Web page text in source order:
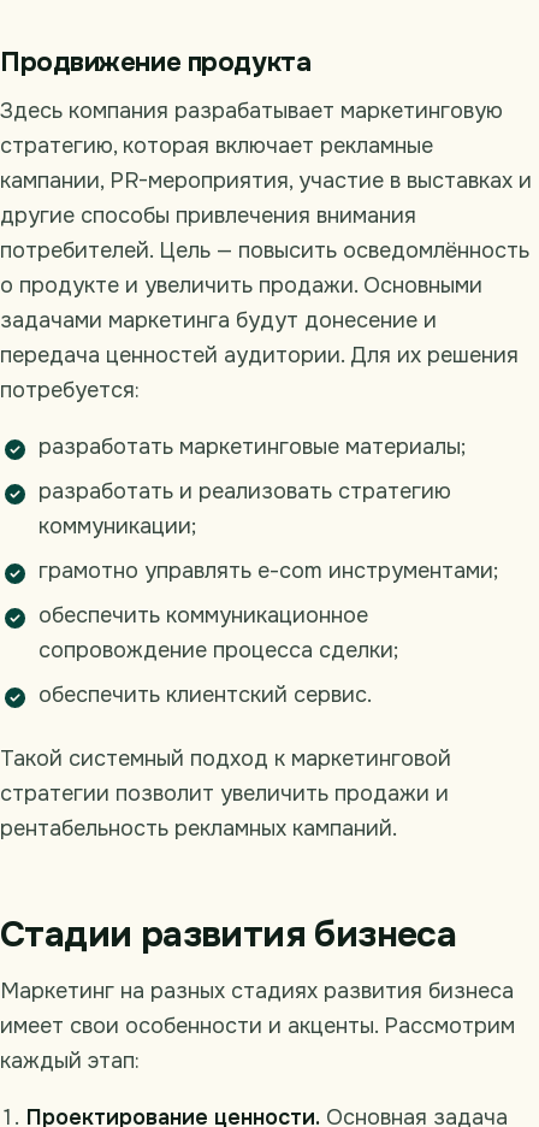
Продвижение продукта
Здесь компания разрабатывает маркетинговую
стратегию, которая включает рекламные
кампании, PR-мероприятия, участие в выставках и
другие способы привлечения внимания
потребителей. Цель — повысить осведомлённость
о продукте и увеличить продажи. Основными
задачами маркетинга будут донесение и
передача ценностей аудитории. Для их решения
потребуется:
разработать маркетинговые материалы;
разработать и реализовать стратегию
коммуникации;
грамотно управлять e-com инструментами;
обеспечить коммуникационное
сопровождение процесса сделки;
обеспечить клиентский сервис.
Такой системный подход к маркетинговой
стратегии позволит увеличить продажи и
рентабельность рекламных кампаний.
Стадии развития бизнеса
Маркетинг на разных стадиях развития бизнеса
имеет свои особенности и акценты. Рассмотрим
каждый этап:
Проектирование ценности. Основная задача